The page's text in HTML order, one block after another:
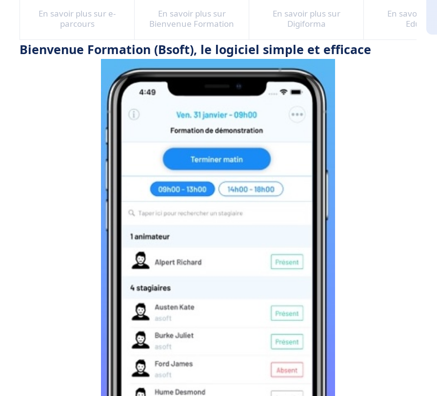
En savoir plus sur e-
parcours
En savoir plus sur
Bienvenue Formation
En savoir plus sur
Digiforma
En savoir
Edusign
Bienvenue Formation (Bsoft), le logiciel simple et efficace